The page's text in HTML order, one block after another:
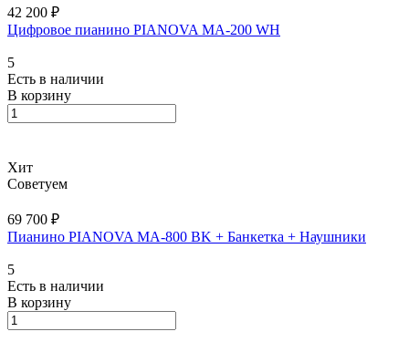
42 200 ₽
Цифровое пианино PIANOVA MA-200 WH
5
Есть в наличии
В корзину
Хит
Советуем
69 700 ₽
Пианино PIANOVA MA-800 BK + Банкетка + Наушники
5
Есть в наличии
В корзину